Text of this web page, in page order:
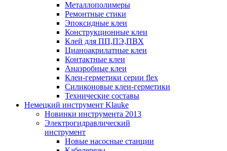
Металлополимеры
Ремонтные стики
Эпоксидные клеи
Конструкционные клеи
Клей для ПП,ПЭ,ПВХ
Цианоакрилатные клеи
Контактные клеи
Анаэробные клеи
Клеи-герметики серии flex
Силиконовые клеи-герметики
Технические составы
Немецкий инструмент Klauke
Новинки инструмента 2013
Электрогидравлический
инструмент
Новые насосные станции